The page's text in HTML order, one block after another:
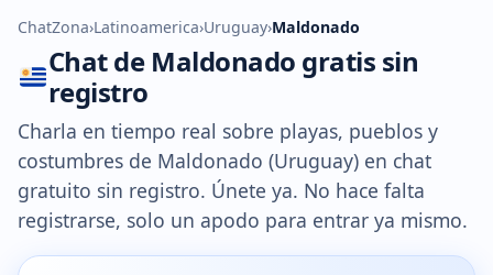
ChatZona›Latinoamerica›Uruguay›Maldonado
Chat de Maldonado gratis sin
registro
Charla en tiempo real sobre playas, pueblos y
costumbres de Maldonado (Uruguay) en chat
gratuito sin registro. Únete ya. No hace falta
registrarse, solo un apodo para entrar ya mismo.